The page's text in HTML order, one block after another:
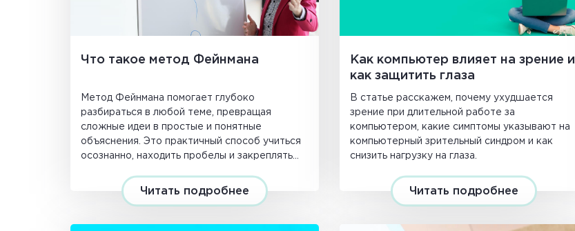
Что такое метод Фейнмана
Метод Фейнмана помогает глубоко
разбираться в любой теме, превращая
сложные идеи в простые и понятные
объяснения. Это практичный способ учиться
осознанно, находить пробелы и закреплять
Читать подробнее
Как компьютер влияет на зрение и
как защитить глаза
В статье расскажем, почему ухудшается
зрение при длительной работе за
компьютером, какие симптомы указывают на
компьютерный зрительный синдром и как
снизить нагрузку на глаза.
Читать подробнее